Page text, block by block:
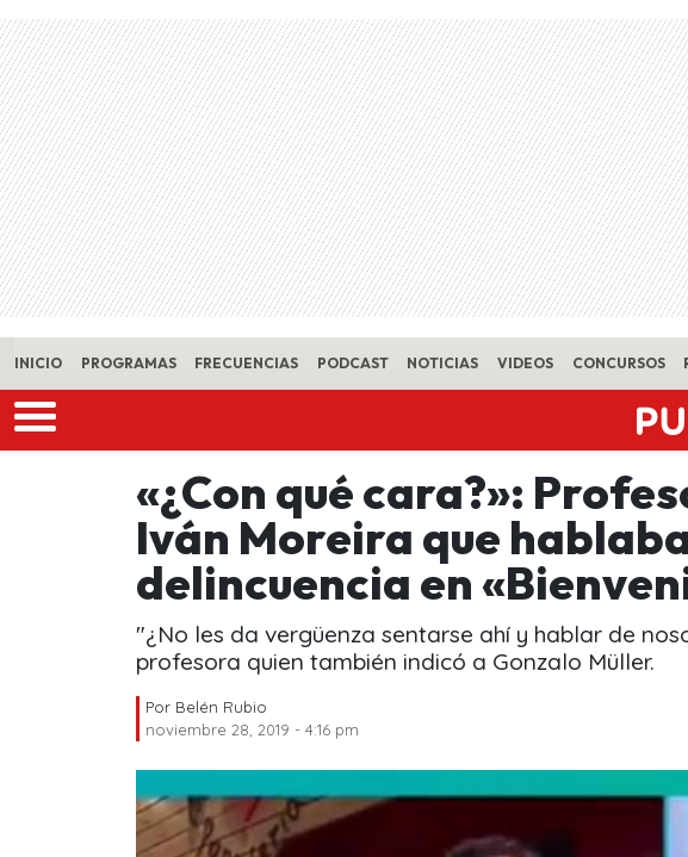
Skip to main content
INICIO PROGRAMAS FRECUENCIAS PODCAST NOTICIAS VIDEOS CONCURSOS
«¿Con qué cara?»:
Iván Moreira que
delincuencia en
"¿No les da vergüenza sentarse ahí y hablar de
profesora quien también indicó a Gonzalo Müller.
Por Belén Rubio
noviembre 28, 2019 - 4:16 pm